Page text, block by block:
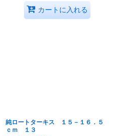
カートに入れる
純ロートターキス １５－１６．５
ｃｍ １３